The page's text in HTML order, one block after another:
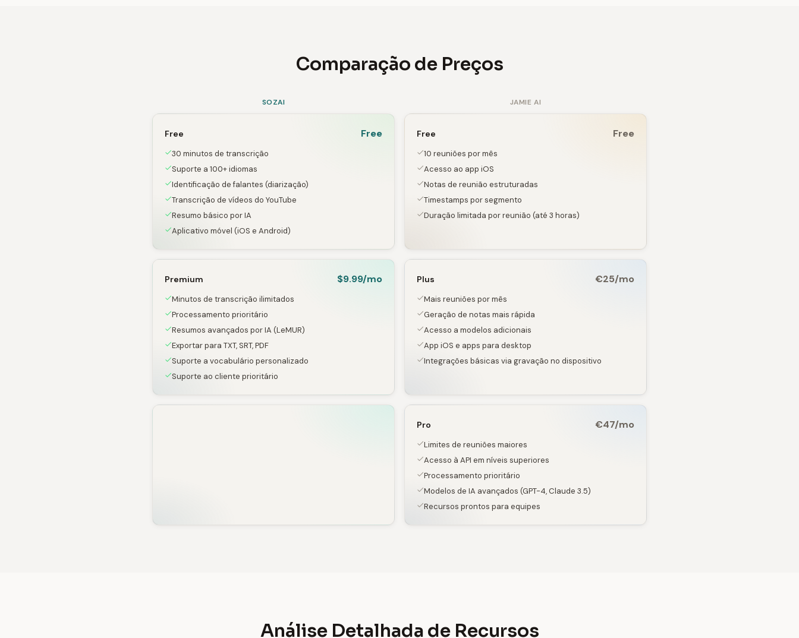
Comparação de Preços
SOZAI JAMIE AI
Free Free
30 minutos de transcrição
Suporte a 100+ idiomas
Identificação de falantes (diarização)
Transcrição de vídeos do YouTube
Resumo básico por IA
Aplicativo móvel (iOS e Android)
Free Free
10 reuniões por mês
Acesso ao app iOS
Notas de reunião estruturadas
Timestamps por segmento
Duração limitada por reunião (até 3 horas)
Premium $9.99/mo
Minutos de transcrição ilimitados
Processamento prioritário
Resumos avançados por IA (LeMUR)
Exportar para TXT, SRT, PDF
Suporte a vocabulário personalizado
Suporte ao cliente prioritário
Plus €25/mo
Mais reuniões por mês
Geração de notas mais rápida
Acesso a modelos adicionais
App iOS e apps para desktop
Integrações básicas via gravação no dispositivo
Pro €47/mo
Limites de reuniões maiores
Acesso à API em níveis superiores
Processamento prioritário
Modelos de IA avançados (GPT-4, Claude 3.5)
Recursos prontos para equipes
Análise Detalhada de Recursos